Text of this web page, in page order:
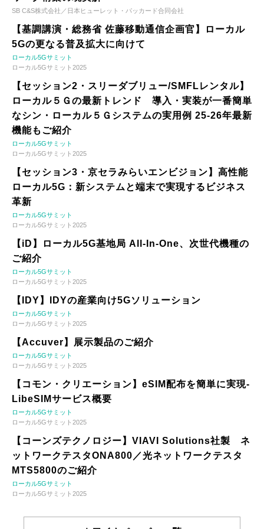
SB C&S株式会社／日本ヒューレット・パッカード合同会社
【基調講演・総務省 佐藤移動通信企画官】ローカル
5Gの更なる普及拡大に向けて
ローカル5Gサミット
ローカル5Gサミット2025
【セッション2・スリーダブリュー/SMFLレンタル】
ローカル５Ｇの最新トレンド 導入・実装が一番簡単
なシン・ローカル５Ｇシステムの実用例 25-26年最新
機能もご紹介
ローカル5Gサミット
ローカル5Gサミット2025
【セッション3・京セラみらいエンビジョン】高性能
ローカル5G：新システムと端末で実現するビジネス
革新
ローカル5Gサミット
ローカル5Gサミット2025
【iD】ローカル5G基地局 All-In-One、次世代機種の
ご紹介
ローカル5Gサミット
ローカル5Gサミット2025
【IDY】IDYの産業向け5Gソリューション
ローカル5Gサミット
ローカル5Gサミット2025
【Accuver】展示製品のご紹介
ローカル5Gサミット
ローカル5Gサミット2025
【コモン・クリエーション】eSIM配布を簡単に実現-
LibeSIMサービス概要
ローカル5Gサミット
ローカル5Gサミット2025
【コーンズテクノロジー】VIAVI Solutions社製 ネ
ットワークテスタONA800／光ネットワークテスタ
MTS5800のご紹介
ローカル5Gサミット
ローカル5Gサミット2025